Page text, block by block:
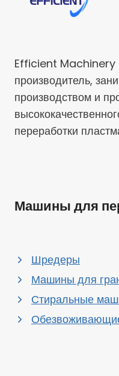
Efficient Machinery
производитель,
производством и
переработки
Машины для
Шредеры
Машины для
Стиральные